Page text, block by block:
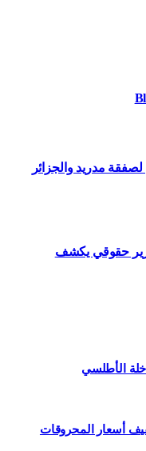
تحليل شامل لصفقة مدريد والجزائر
الجماعي إلى سبتة: 1 تقرير حقوقي يكشف
الأطلسي
أسعار المحروقات